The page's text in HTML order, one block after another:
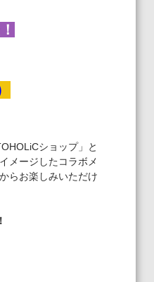
ショップ」と
メージしたコラボメ
らお楽しみいただけ